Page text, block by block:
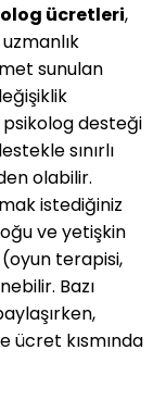
ücretleri,
sunulan
psikolog desteği
sınırlı
olabilir.
istediğiniz
ve yetişkin
terapisi,
Bazı
ücret kısmında